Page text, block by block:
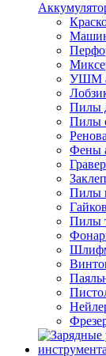
УШМ
Пилы
Пилы
Фены
Пилы
Пилы